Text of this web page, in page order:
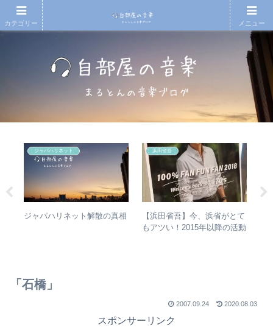
ジャパハリネット
ジャパハリネット解散の真相
浜田省吾
【浜田省吾】今、浜省がとて
もアツい！2015年以降の活動
「石橋」
2007.09.24 2020.08.03
スポンサーリンク
カテゴリー メニュー